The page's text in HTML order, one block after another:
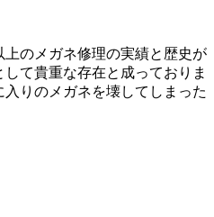
のメガネ修理の実績と歴史が
て貴重な存在と成っておりま
りのメガネを壊してしまった